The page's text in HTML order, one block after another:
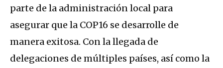
parte de la administración local para
asegurar que la COP16 se desarrolle de
manera exitosa. Con la llegada de
delegaciones de múltiples países, así como la